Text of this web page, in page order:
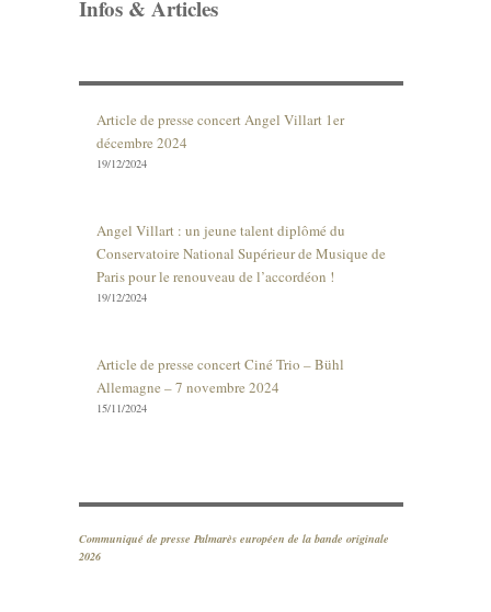
Infos & Articles
Article de presse concert Angel Villart 1er
décembre 2024
19/12/2024
Angel Villart : un jeune talent diplômé du
Conservatoire National Supérieur de Musique de
Paris pour le renouveau de l’accordéon !
19/12/2024
Article de presse concert Ciné Trio – Bühl
Allemagne – 7 novembre 2024
15/11/2024
Communiqué de presse Palmarès européen de la bande originale
2026